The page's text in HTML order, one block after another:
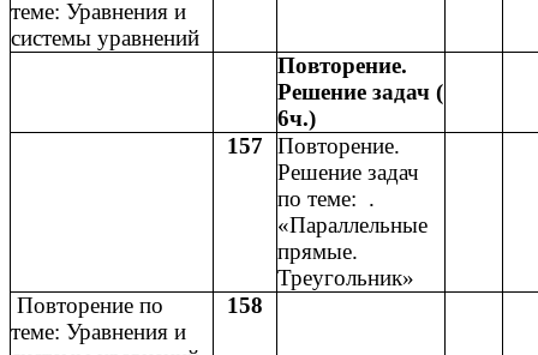
теме: Уравнения и
системы уравнений
Повторение.
Решение задач (
6ч.)
157
Повторение.
Решение задач
по теме: .
«Параллельные
прямые.
Треугольник»
Повторение по
теме: Уравнения и
158